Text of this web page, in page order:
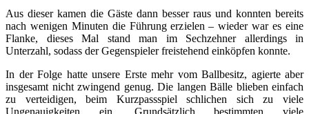
Aus dieser kamen die Gäste dann besser raus und konnten bereits
nach wenigen Minuten die Führung erzielen – wieder war es eine
Flanke, dieses Mal stand man im Sechzehner allerdings in
Unterzahl, sodass der Gegenspieler freistehend einköpfen konnte.
In der Folge hatte unsere Erste mehr vom Ballbesitz, agierte aber
insgesamt nicht zwingend genug. Die langen Bälle blieben einfach
zu verteidigen, beim Kurzpassspiel schlichen sich zu viele
Ungenauigkeiten ein. Grundsätzlich bestimmten viele